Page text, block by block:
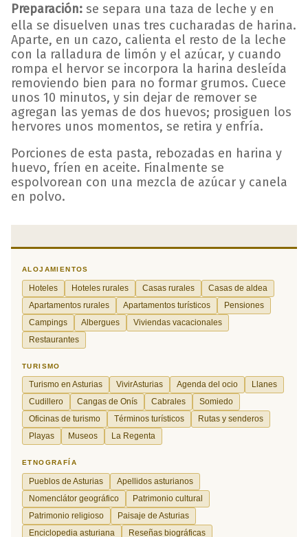
Preparación: se separa una taza de leche y en
ella se disuelven unas tres cucharadas de harina.
Aparte, en un cazo, calienta el resto de la leche
con la ralladura de limón y el azúcar, y cuando
rompa el hervor se incorpora la harina desleída
removiendo bien para no formar grumos. Cuece
unos 10 minutos, y sin dejar de remover se
agregan las yemas de dos huevos; prosiguen los
hervores unos momentos, se retira y enfría.
Porciones de esta pasta, rebozadas en harina y
huevo, fríen en aceite. Finalmente se
espolvorean con una mezcla de azúcar y canela
en polvo.